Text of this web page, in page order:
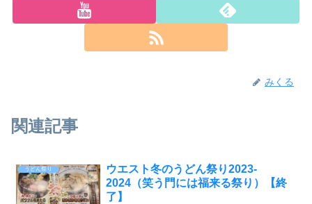
みくる
関連記事
うどん祭り
ウエスト冬のうどん祭り2023-
2024（笑う門には福来る祭り）【終
了】